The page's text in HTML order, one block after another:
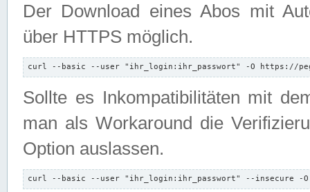
Der Download eines Abos mit
über HTTPS möglich.
curl --basic --user "ihr_login:ihr_passwort" -O https://
Sollte es Inkompatibilitäten mit
man als Workaround die
Option auslassen.
curl --basic --user "ihr_login:ihr_passwort" --insecure -